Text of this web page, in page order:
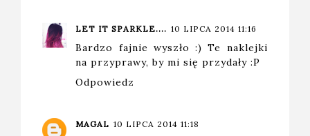
LET IT SPARKLE.... 10 LIPCA 2014 11:16
Bardzo fajnie wyszło :) Te naklejki
na przyprawy, by mi się przydały :P
Odpowiedz
MAGAL 10 LIPCA 2014 11:18